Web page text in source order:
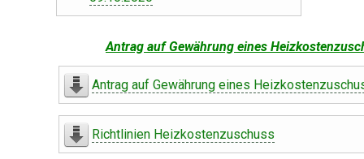
Antrag auf Gewährung eines
Antrag auf Gewährung eines
Richtlinien Heizkostenzuschuss